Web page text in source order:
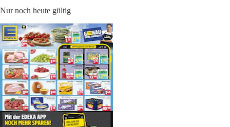
Nur noch heute gültig